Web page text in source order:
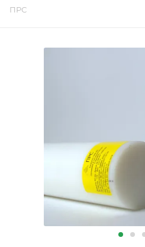
ПРС